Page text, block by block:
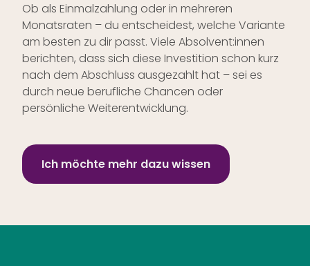
Ob als Einmalzahlung oder in mehreren
Monatsraten – du entscheidest, welche Variante
am besten zu dir passt. Viele Absolvent:innen
berichten, dass sich diese Investition schon kurz
nach dem Abschluss ausgezahlt hat – sei es
durch neue berufliche Chancen oder
persönliche Weiterentwicklung.
Ich möchte mehr dazu wissen